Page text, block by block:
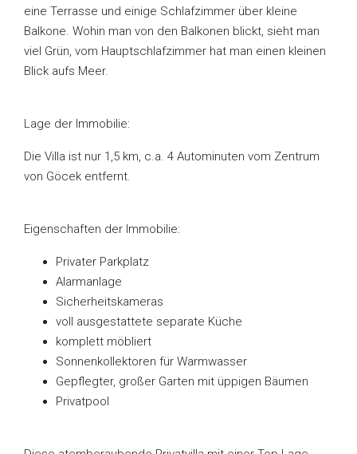
eine Terrasse und einige Schlafzimmer über kleine
Balkone. Wohin man von den Balkonen blickt, sieht man
viel Grün, vom Hauptschlafzimmer hat man einen kleinen
Blick aufs Meer.
Lage der Immobilie:
Die Villa ist nur 1,5 km, c.a. 4 Autominuten vom Zentrum
von Göcek entfernt.
Eigenschaften der Immobilie:
Privater Parkplatz
Alarmanlage
Sicherheitskameras
voll ausgestattete separate Küche
komplett möbliert
Sonnenkollektoren für Warmwasser
Gepflegter, großer Garten mit üppigen Bäumen
Privatpool